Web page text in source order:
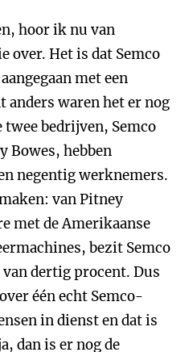
hoor ik nu van
over. Het is dat Semco
met een
anders waren het er nog
twee bedrijven, Semco
Bowes, hebben
negentig werknemers.
van Pitney
met de Amerikaanse
bezit Semco
van dertig procent. Dus
één echt Semco-
in dienst en dat is
dan is er nog de